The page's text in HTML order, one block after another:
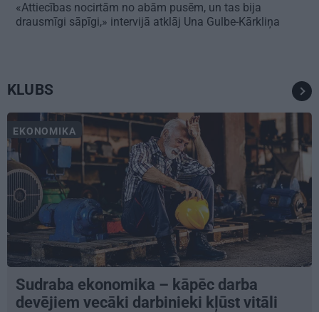
«Attiecības nocirtām no abām pusēm, un tas bija
drausmīgi sāpīgi,» intervijā atklāj Una Gulbe-Kārkliņa
KLUBS
EKONOMIKA
Sudraba ekonomika – kāpēc darba
devējiem vecāki darbinieki kļūst vitāli